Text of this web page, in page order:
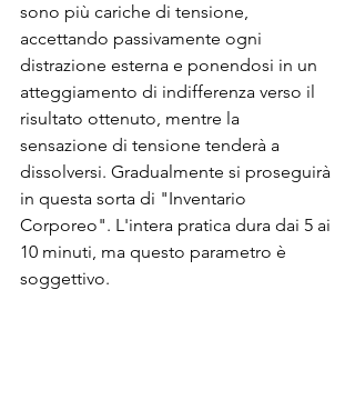
sono più cariche di tensione,
accettando passivamente ogni
distrazione esterna e ponendosi in un
atteggiamento di indifferenza verso il
risultato ottenuto, mentre la
sensazione di tensione tenderà a
dissolversi. Gradualmente si proseguirà
in questa sorta di "Inventario
Corporeo". L'intera pratica dura dai 5 ai
10 minuti, ma questo parametro è
soggettivo.